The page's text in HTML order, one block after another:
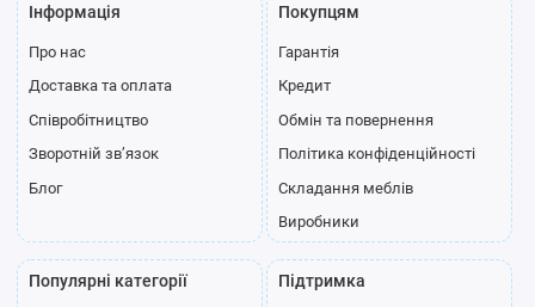
Інформація
Про нас
Доставка та оплата
Співробітництво
Зворотній зв’язок
Блог
Покупцям
Гарантія
Кредит
Обмін та повернення
Політика конфіденційності
Складання меблів
Виробники
Популярні категорії
Підтримка